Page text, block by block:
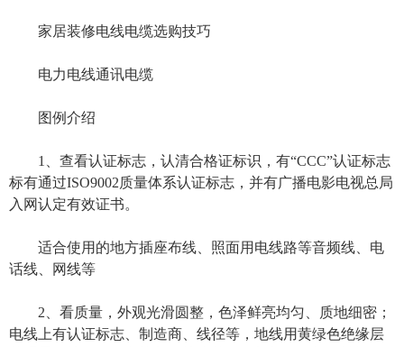
家居装修电线电缆选购技巧
电力电线通讯电缆
图例介绍
1、查看认证标志，认清合格证标识，有“CCC”认证标志
标有通过ISO9002质量体系认证标志，并有广播电影电视总局
入网认定有效证书。
适合使用的地方插座布线、照面用电线路等音频线、电
话线、网线等
2、看质量，外观光滑圆整，色泽鲜亮均匀、质地细密；
电线上有认证标志、制造商、线径等，地线用黄绿色绝缘层